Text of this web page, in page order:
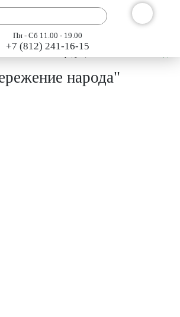
Пн - Сб 11.00 - 19.00
+7 (812) 241-16-15
Каталог продукции "АРГО" 2024
народа"